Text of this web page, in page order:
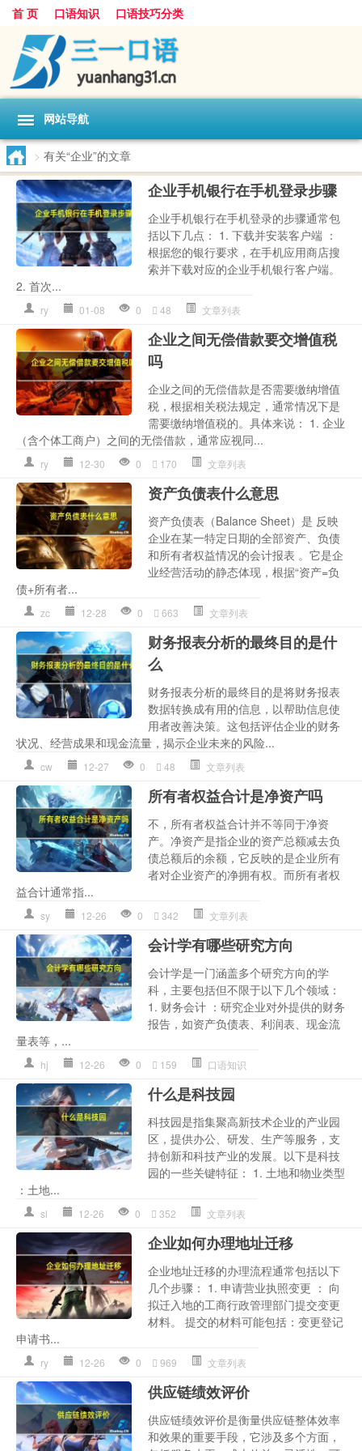
首 页 口语知识 口语技巧分类
网站导航
> 有关“企业”的文章
企业手机银行在手机登录步骤
企业手机银行在手机登录的步骤通常包
括以下几点： 1. 下载并安装客户端 ：
根据您的银行要求，在手机应用商店搜
索并下载对应的企业手机银行客户端。
2. 首次...
ry 01-08 0 48 文章列表
企业之间无偿借款要交增值税
吗
企业之间的无偿借款是否需要缴纳增值
税，根据相关税法规定，通常情况下是
需要缴纳增值税的。具体来说： 1. 企业
（含个体工商户）之间的无偿借款，通常应视同...
ry 12-30 0 170 文章列表
资产负债表什么意思
资产负债表（Balance Sheet）是 反映
企业在某一特定日期的全部资产、负债
和所有者权益情况的会计报表 。它是企
业经营活动的静态体现，根据“资产=负
债+所有者...
zc 12-28 0 663 文章列表
财务报表分析的最终目的是什
么
财务报表分析的最终目的是将财务报表
数据转换成有用的信息，以帮助信息使
用者改善决策。这包括评估企业的财务
状况、经营成果和现金流量，揭示企业未来的风险...
cw 12-27 0 48 文章列表
所有者权益合计是净资产吗
不，所有者权益合计并不等同于净资
产。净资产是指企业的资产总额减去负
债总额后的余额，它反映的是企业所有
者对企业资产的净拥有权。而所有者权
益合计通常指...
sy 12-26 0 342 文章列表
会计学有哪些研究方向
会计学是一门涵盖多个研究方向的学
科，主要包括但不限于以下几个领域：
1. 财务会计 ：研究企业对外提供的财务
报告，如资产负债表、利润表、现金流
量表等，...
hj 12-26 0 159 口语知识
什么是科技园
科技园是指集聚高新技术企业的产业园
区，提供办公、研发、生产等服务，支
持创新和科技产业的发展。以下是科技
园的一些关键特征： 1. 土地和物业类型
：土地...
sl 12-26 0 352 文章列表
企业如何办理地址迁移
企业地址迁移的办理流程通常包括以下
几个步骤： 1. 申请营业执照变更 ： 向
拟迁入地的工商行政管理部门提交变更
材料。 提交的材料可能包括：变更登记
申请书...
ry 12-26 0 969 文章列表
供应链绩效评价
供应链绩效评价是衡量供应链整体效率
和效果的重要手段，它涉及多个方面，